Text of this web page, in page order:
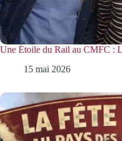
Une Étoile du Rail au CMFC :
15 mai 2026